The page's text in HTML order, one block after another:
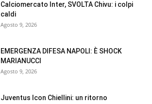
Calciomercato Inter, SVOLTA Chivu: i colpi
caldi
Agosto 9, 2026
EMERGENZA DIFESA NAPOLI: È SHOCK
MARIANUCCI
Agosto 9, 2026
Juventus Icon Chiellini: un ritorno